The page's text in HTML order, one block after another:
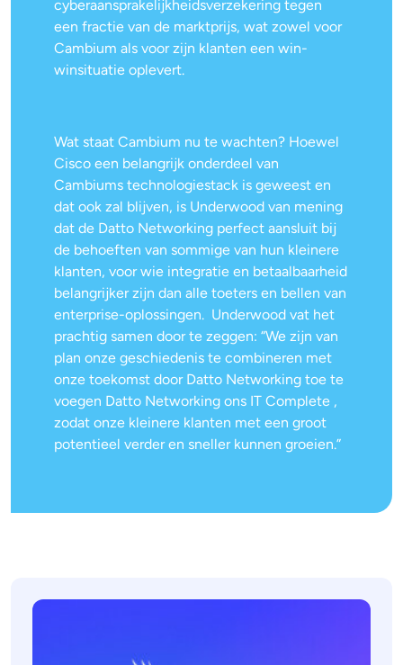
cyberaansprakelijkheidsverzekering tegen
een fractie van de marktprijs, wat zowel voor
Cambium als voor zijn klanten een win-
winsituatie oplevert.
Wat staat Cambium nu te wachten? Hoewel
Cisco een belangrijk onderdeel van
Cambiums technologiestack is geweest en
dat ook zal blijven, is Underwood van mening
dat de Datto Networking perfect aansluit bij
de behoeften van sommige van hun kleinere
klanten, voor wie integratie en betaalbaarheid
belangrijker zijn dan alle toeters en bellen van
enterprise-oplossingen. Underwood vat het
prachtig samen door te zeggen: “We zijn van
plan onze geschiedenis te combineren met
onze toekomst door Datto Networking toe te
voegen Datto Networking ons IT Complete ,
zodat onze kleinere klanten met een groot
potentieel verder en sneller kunnen groeien.”